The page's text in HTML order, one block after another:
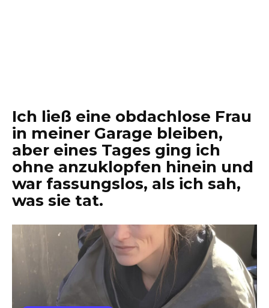
Ich ließ eine obdachlose Frau
in meiner Garage bleiben,
aber eines Tages ging ich
ohne anzuklopfen hinein und
war fassungslos, als ich sah,
was sie tat.